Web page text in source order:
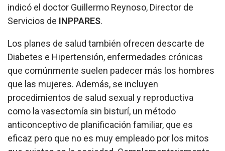
indicó el doctor Guillermo Reynoso, Director de
Servicios de INPPARES.
Los planes de salud también ofrecen descarte de
Diabetes e Hipertensión, enfermedades crónicas
que comúnmente suelen padecer más los hombres
que las mujeres. Además, se incluyen
procedimientos de salud sexual y reproductiva
como la vasectomía sin bisturí, un método
anticonceptivo de planificación familiar, que es
eficaz pero que no es muy empleado por los mitos